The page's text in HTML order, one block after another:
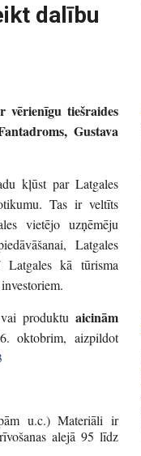
dalību
vērienīgu tiešraides
Gustava
kļūst par Latgales
Tas ir veltīts
vietējo uzņēmēju
Latgales
Latgales kā tūrisma
produktu aicinām
oktobrim, aizpildot
u.c.) Materiāli ir
alejā 95 līdz